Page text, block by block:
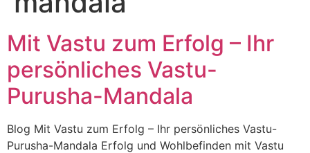
Mit Vastu zum Erfolg – Ihr
persönliches Vastu-
Purusha-Mandala
Blog Mit Vastu zum Erfolg – Ihr persönliches Vastu-
Purusha-Mandala Erfolg und Wohlbefinden mit Vastu